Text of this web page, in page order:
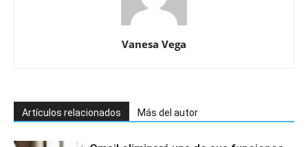
Vanesa Vega
Artículos relacionados Más del autor